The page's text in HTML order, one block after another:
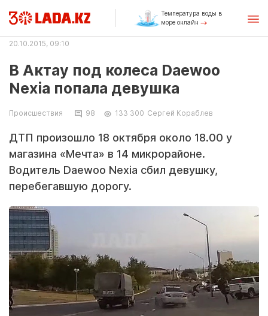
Температура воды в
море онлайн
20.10.2015, 09:10
В Актау под колеса Daewoo
Nexia попала девушка
Происшествия 98 133 300 Сергей Кораблев
ДТП произошло 18 октября около 18.00 у
магазина «Мечта» в 14 микрорайоне.
Водитель Daewoo Nexia сбил девушку,
перебегавшую дорогу.